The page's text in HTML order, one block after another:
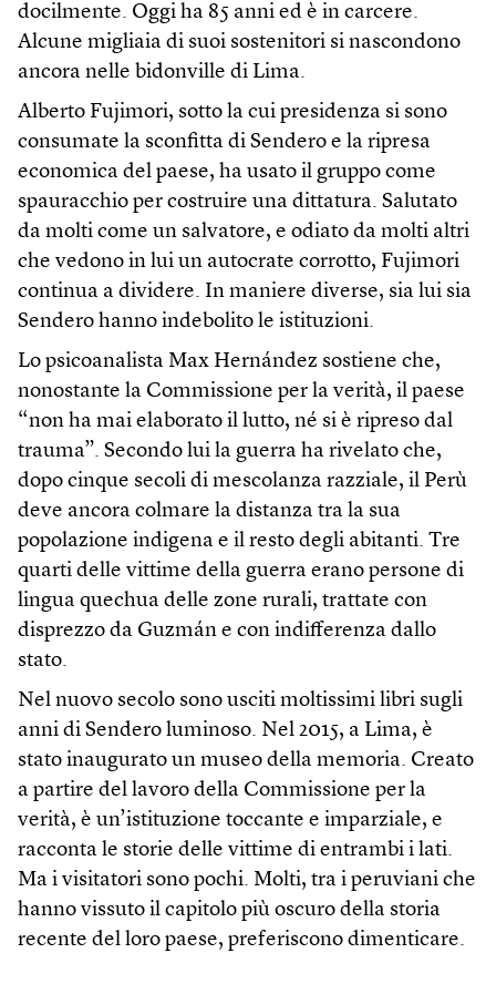
docilmente. Oggi ha 85 anni ed è in carcere.
Alcune migliaia di suoi sostenitori si nascondono
ancora nelle bidonville di Lima.
Alberto Fujimori, sotto la cui presidenza si sono
consumate la sconfitta di Sendero e la ripresa
economica del paese, ha usato il gruppo come
spauracchio per costruire una dittatura. Salutato
da molti come un salvatore, e odiato da molti altri
che vedono in lui un autocrate corrotto, Fujimori
continua a dividere. In maniere diverse, sia lui sia
Sendero hanno indebolito le istituzioni.
Lo psicoanalista Max Hernández sostiene che,
nonostante la Commissione per la verità, il paese
“non ha mai elaborato il lutto, né si è ripreso dal
trauma”. Secondo lui la guerra ha rivelato che,
dopo cinque secoli di mescolanza razziale, il Perù
deve ancora colmare la distanza tra la sua
popolazione indigena e il resto degli abitanti. Tre
quarti delle vittime della guerra erano persone di
lingua quechua delle zone rurali, trattate con
disprezzo da Guzmán e con indifferenza dallo
stato.
Nel nuovo secolo sono usciti moltissimi libri sugli
anni di Sendero luminoso. Nel 2015, a Lima, è
stato inaugurato un museo della memoria. Creato
a partire del lavoro della Commissione per la
verità, è un’istituzione toccante e imparziale, e
racconta le storie delle vittime di entrambi i lati.
Ma i visitatori sono pochi. Molti, tra i peruviani che
hanno vissuto il capitolo più oscuro della storia
recente del loro paese, preferiscono dimenticare.